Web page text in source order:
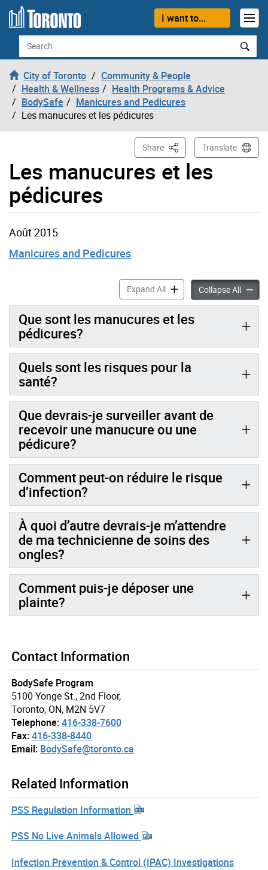
Skip to content
I want to...
Search
City of Toronto
Community & People
Health & Wellness
Health Programs & Advice
BodySafe
Manicures and Pedicures
Les manucures et les pédicures
Les manucures et les
pédicures
Share This PageTranslate
Août 2015
Manicures and Pedicures
Expand AllLes manucures et les
Collapse AllLes
Que sont les manucures et les
pédicures?
Quels sont les risques pour la
santé?
Que devrais-je surveiller avant de
recevoir une manucure ou une
pédicure?
Comment peut-on réduire le risque
d’infection?
À quoi d’autre devrais-je m’attendre
de ma technicienne de soins des
ongles?
Comment puis-je déposer une
plainte?
Contact Information
BodySafe Program
5100 Yonge St., 2nd Floor,
Toronto, ON, M2N 5V7
Telephone:416-338-7600
Fax:416-338-8440
Email: BodySafe@toronto.ca
Related Information
PSS Regulation Information
PSS No Live Animals Allowed
Infection Prevention & Control (IPAC) Investigations